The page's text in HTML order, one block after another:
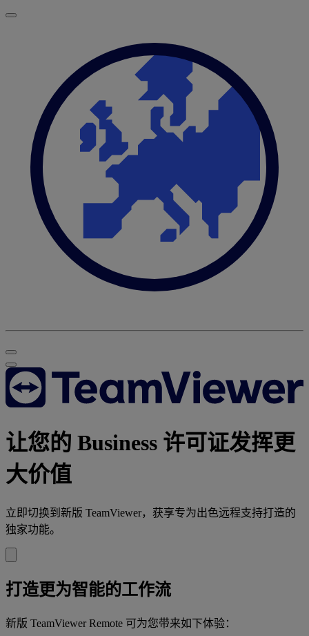
让您的 Business 许可证发挥更
大价值
立即切换到新版 TeamViewer，获享专为出色远程支持打造的
独家功能。
打造更为智能的工作流
新版 TeamViewer Remote 可为您带来如下体验：